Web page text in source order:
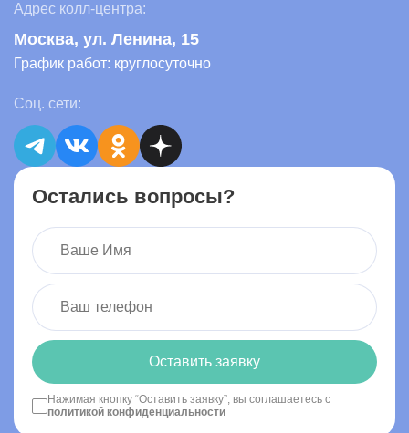
Остались вопросы?
Оставить заявку
Нажимая кнопку “Оставить заявку”, вы соглашаетесь с
политикой конфиденциальности
Адрес колл-центра:
Москва, ул. Ленина, 15
График работ: круглосуточно
Соц. сети: